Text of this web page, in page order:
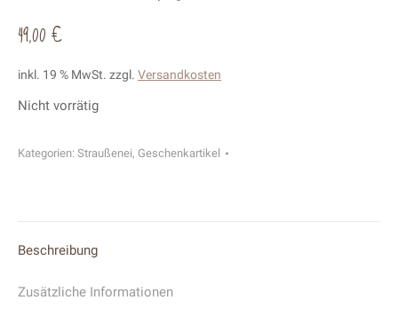
49,00€
inkl. 19 % MwSt. zzgl. Versandkosten
Nicht vorrätig
Kategorien: Straußenei, Geschenkartikel
Beschreibung
Zusätzliche Informationen